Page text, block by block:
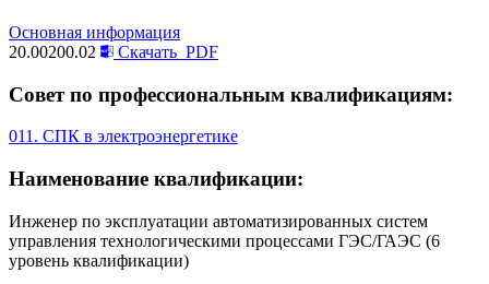
Основная информация
20.00200.02
Скачать PDF
Совет по профессиональным квалификациям:
011. СПК в электроэнергетике
Наименование квалификации:
Инженер по эксплуатации автоматизированных систем
управления технологическими процессами ГЭС/ГАЭС (6
уровень квалификации)